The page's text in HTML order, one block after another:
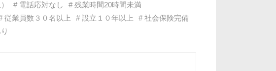
# 電話応対なし
# 残業時間20時間未満
従業員数３０名以上 # 設立１０年以上
# 社会保険完備